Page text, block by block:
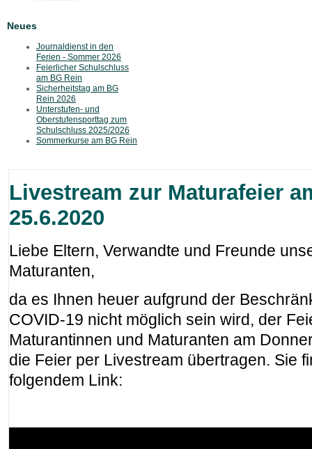
Neues
Journaldienst in den
Ferien - Sommer 2026
Feierlicher Schulschluss
am BG Rein
Sicherheitstag am BG
Rein 2026
Unterstufen- und
Oberstufensporttag zum
Schulschluss 2025/2026
Sommerkurse am BG Rein
Livestream zur Maturafeier
25.6.2020
Liebe Eltern, Verwandte und Freunde
Maturanten,
da es Ihnen heuer aufgrund der
COVID-19 nicht möglich sein wird, der
Maturantinnen und Maturanten am
die Feier per Livestream übertragen. Sie
folgendem Link: